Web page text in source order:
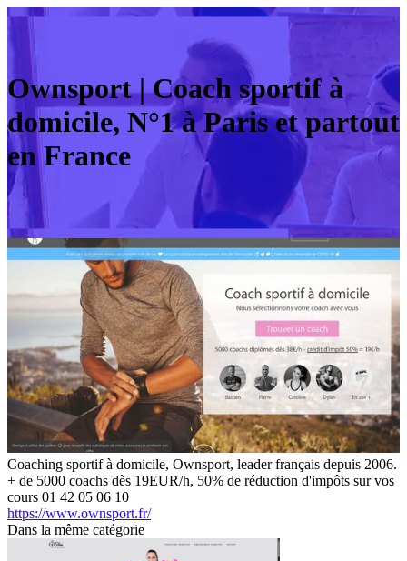
Ownsport | Coach sportif à
domicile, N°1 à Paris et partout
en France
Coaching sportif à domicile, Ownsport, leader français depuis 2006.
+ de 5000 coachs dès 19EUR/h, 50% de réduction d'impôts sur vos
cours 01 42 05 06 10
https://www.ownsport.fr/
Dans la même catégorie